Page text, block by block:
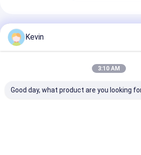
Empfohlene Produkte
Kevin
3:10 AM
Good day, what product are you looking